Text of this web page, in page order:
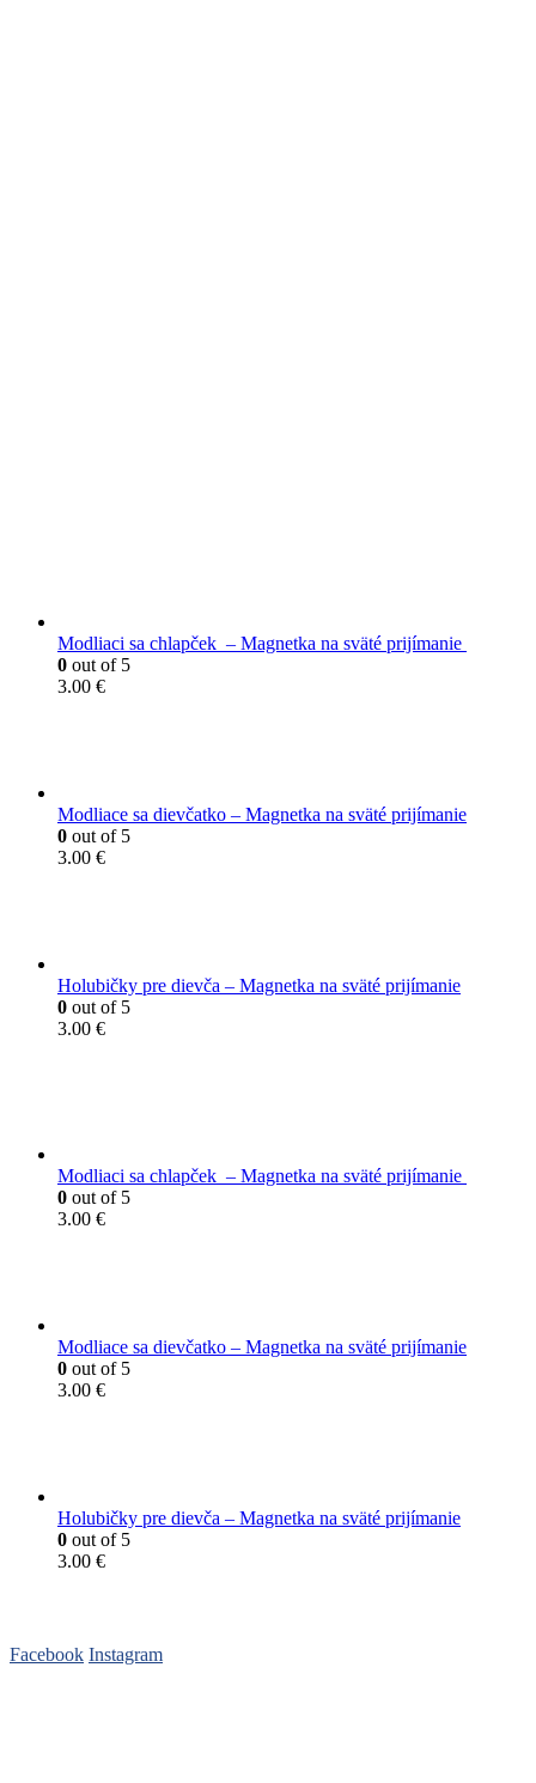
Modliaci sa chlapček – Magnetka na sväté prijímanie
0 out of 5
3.00 €
Modliace sa dievčatko – Magnetka na sväté prijímanie
0 out of 5
3.00 €
Holubičky pre dievča – Magnetka na sväté prijímanie
0 out of 5
3.00 €
Modliaci sa chlapček – Magnetka na sväté prijímanie
0 out of 5
3.00 €
Modliace sa dievčatko – Magnetka na sväté prijímanie
0 out of 5
3.00 €
Holubičky pre dievča – Magnetka na sväté prijímanie
0 out of 5
3.00 €
Facebook Instagram